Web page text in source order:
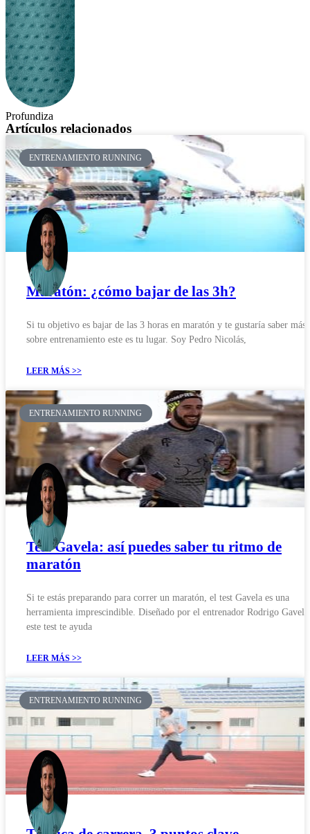
Profundiza
Artículos relacionados
ENTRENAMIENTO RUNNING
Maratón: ¿cómo bajar de las 3h?
Si tu objetivo es bajar de las 3 horas en maratón y te gustaría saber más
sobre entrenamiento este es tu lugar. Soy Pedro Nicolás,
LEER MÁS >>
ENTRENAMIENTO RUNNING
Test Gavela: así puedes saber tu ritmo de
maratón
Si te estás preparando para correr un maratón, el test Gavela es una
herramienta imprescindible. Diseñado por el entrenador Rodrigo
este test te ayuda
LEER MÁS >>
ENTRENAMIENTO RUNNING